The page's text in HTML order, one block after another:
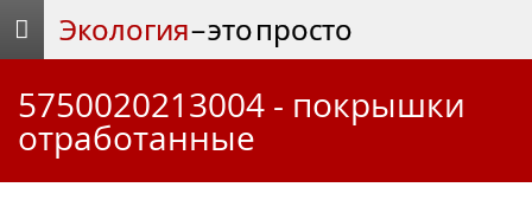
Экология– это просто
5750020213004 - покрышки
отработанные